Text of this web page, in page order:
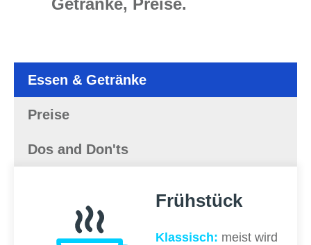
Essen & Getränke
Preise
Dos and Don'ts
Frühstück
Klassisch: meist wird